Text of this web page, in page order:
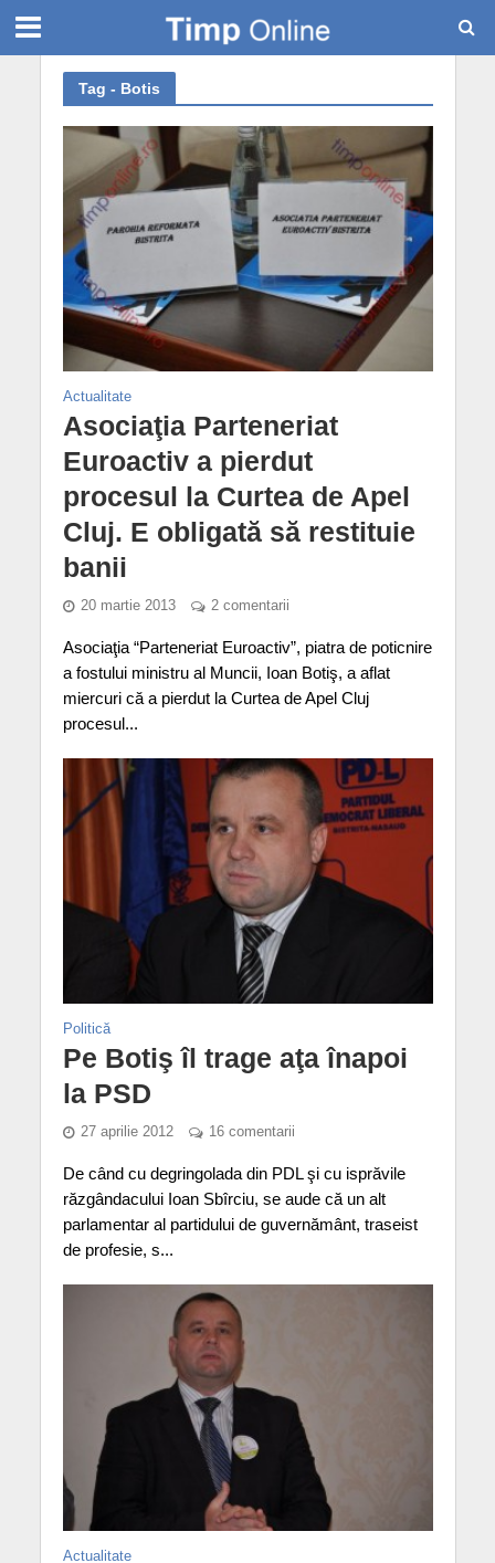
Tag - Botis
Actualitate
Asociaţia Parteneriat
Euroactiv a pierdut
procesul la Curtea de Apel
Cluj. E obligată să restituie
banii
20 martie 2013 2 comentarii
Asociaţia “Parteneriat Euroactiv”, piatra de poticnire
a fostului ministru al Muncii, Ioan Botiş, a aflat
miercuri că a pierdut la Curtea de Apel Cluj
procesul...
Politică
Pe Botiş îl trage aţa înapoi
la PSD
27 aprilie 2012 16 comentarii
De când cu degringolada din PDL şi cu isprăvile
răzgândacului Ioan Sbîrciu, se aude că un alt
parlamentar al partidului de guvernământ, traseist
de profesie, s...
Actualitate